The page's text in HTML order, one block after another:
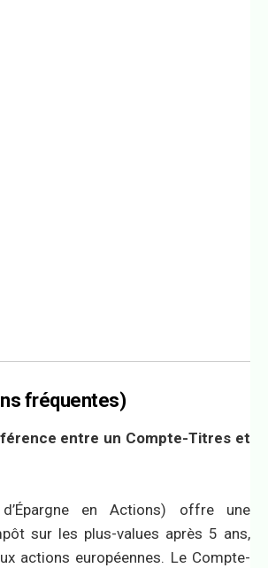
fréquentes)
entre un Compte-Titres et
en Actions) offre une
sur les plus-values après 5 ans,
actions européennes. Le Compte-